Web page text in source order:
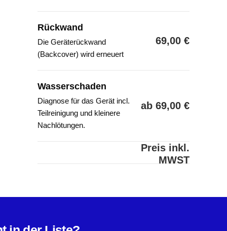
Rückwand
Die Geräterückwand
(Backcover) wird erneuert
69,00 €
Wasserschaden
Diagnose für das Gerät incl.
Teilreinigung und kleinere
Nachlötungen.
ab 69,00 €
Preis inkl.
MWST